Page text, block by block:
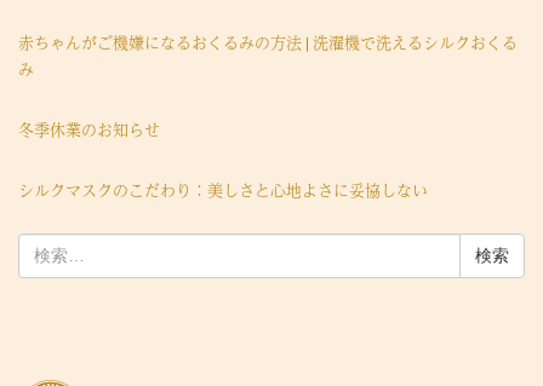
赤ちゃんがご機嫌になるおくるみの方法 | 洗濯機で洗えるシルクおくる
み
冬季休業のお知らせ
シルクマスクのこだわり：美しさと心地よさに妥協しない
索: